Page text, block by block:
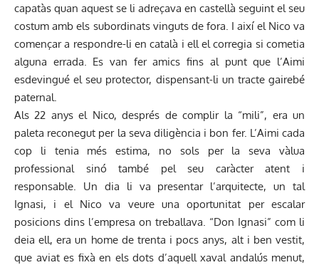
capatàs quan aquest se li adreçava en castellà seguint el seu
costum amb els subordinats vinguts de fora. I així el Nico va
començar a respondre-li en català i ell el corregia si cometia
alguna errada. Es van fer amics fins al punt que l’Aimi
esdevingué el seu protector, dispensant-li un tracte gairebé
paternal.
Als 22 anys el Nico, després de complir la “mili”, era un
paleta reconegut per la seva diligència i bon fer. L’Aimi cada
cop li tenia més estima, no sols per la seva vàlua
professional sinó també pel seu caràcter atent i
responsable. Un dia li va presentar l’arquitecte, un tal
Ignasi, i el Nico va veure una oportunitat per escalar
posicions dins l’empresa on treballava. “Don Ignasi” com li
deia ell, era un home de trenta i pocs anys, alt i ben vestit,
que aviat es fixà en els dots d’aquell xaval andalús menut,